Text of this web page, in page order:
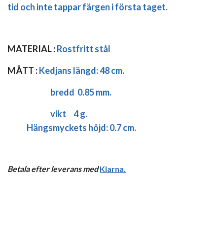
tid och inte tappar färgen i första taget.
MATERIAL :Rostfritt stål
MÅTT :Kedjans längd:48 cm.
bredd 0.85 mm.
vikt 4 g.
Hängsmyckets höjd: 0.7 cm.
Betala efter leverans med Klarna